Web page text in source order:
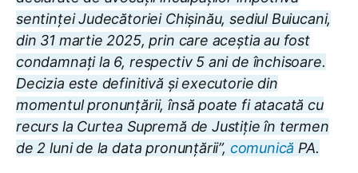
sentinței Judecătoriei Chișinău, sediul Buiucani,
din 31 martie 2025, prin care aceștia au fost
condamnați la 6, respectiv 5 ani de închisoare.
Decizia este definitivă și executorie din
momentul pronunțării, însă poate fi atacată cu
recurs la Curtea Supremă de Justiție în termen
de 2 luni de la data pronunțării”, comunică PA.